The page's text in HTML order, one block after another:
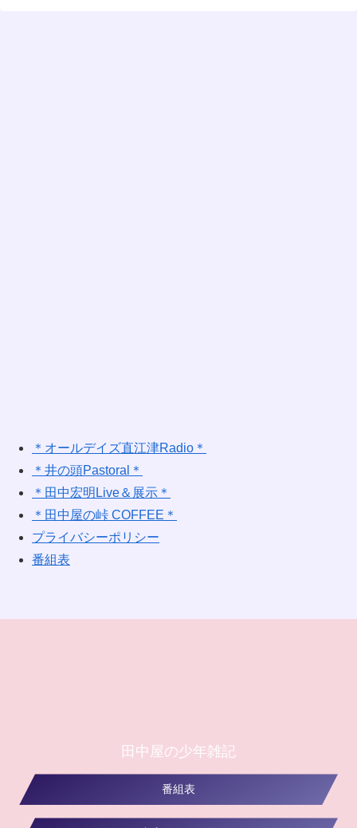
＊オールデイズ直江津Radio＊
＊井の頭Pastoral＊
＊田中宏明Live＆展示＊
＊田中屋の峠 COFFEE＊
プライバシーポリシー
番組表
田中屋の少年雑記
番組表